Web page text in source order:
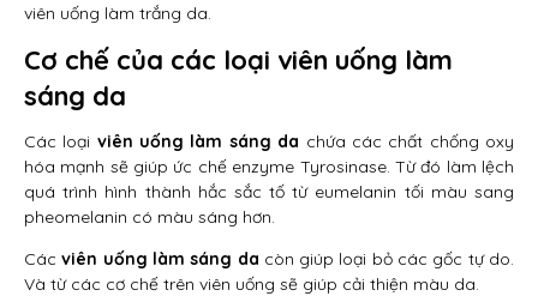
viên uống làm trắng da.
Cơ chế của các loại viên uống làm
sáng da
Các loại viên uống làm sáng da chứa các chất chống oxy
hóa mạnh sẽ giúp ức chế enzyme Tyrosinase. Từ đó làm lệch
quá trình hình thành hắc sắc tố từ eumelanin tối màu sang
pheomelanin có màu sáng hơn.
Cácviên uống làm sáng da còn giúp loại bỏ các gốc tự do.
Và từ các cơ chế trên viên uống sẽ giúp cải thiện màu da.